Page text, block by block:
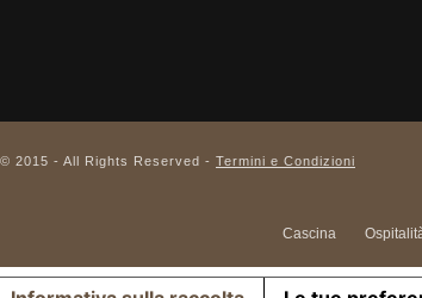
2015 - All Rights Reserved - Termini e Condizioni
Cascina